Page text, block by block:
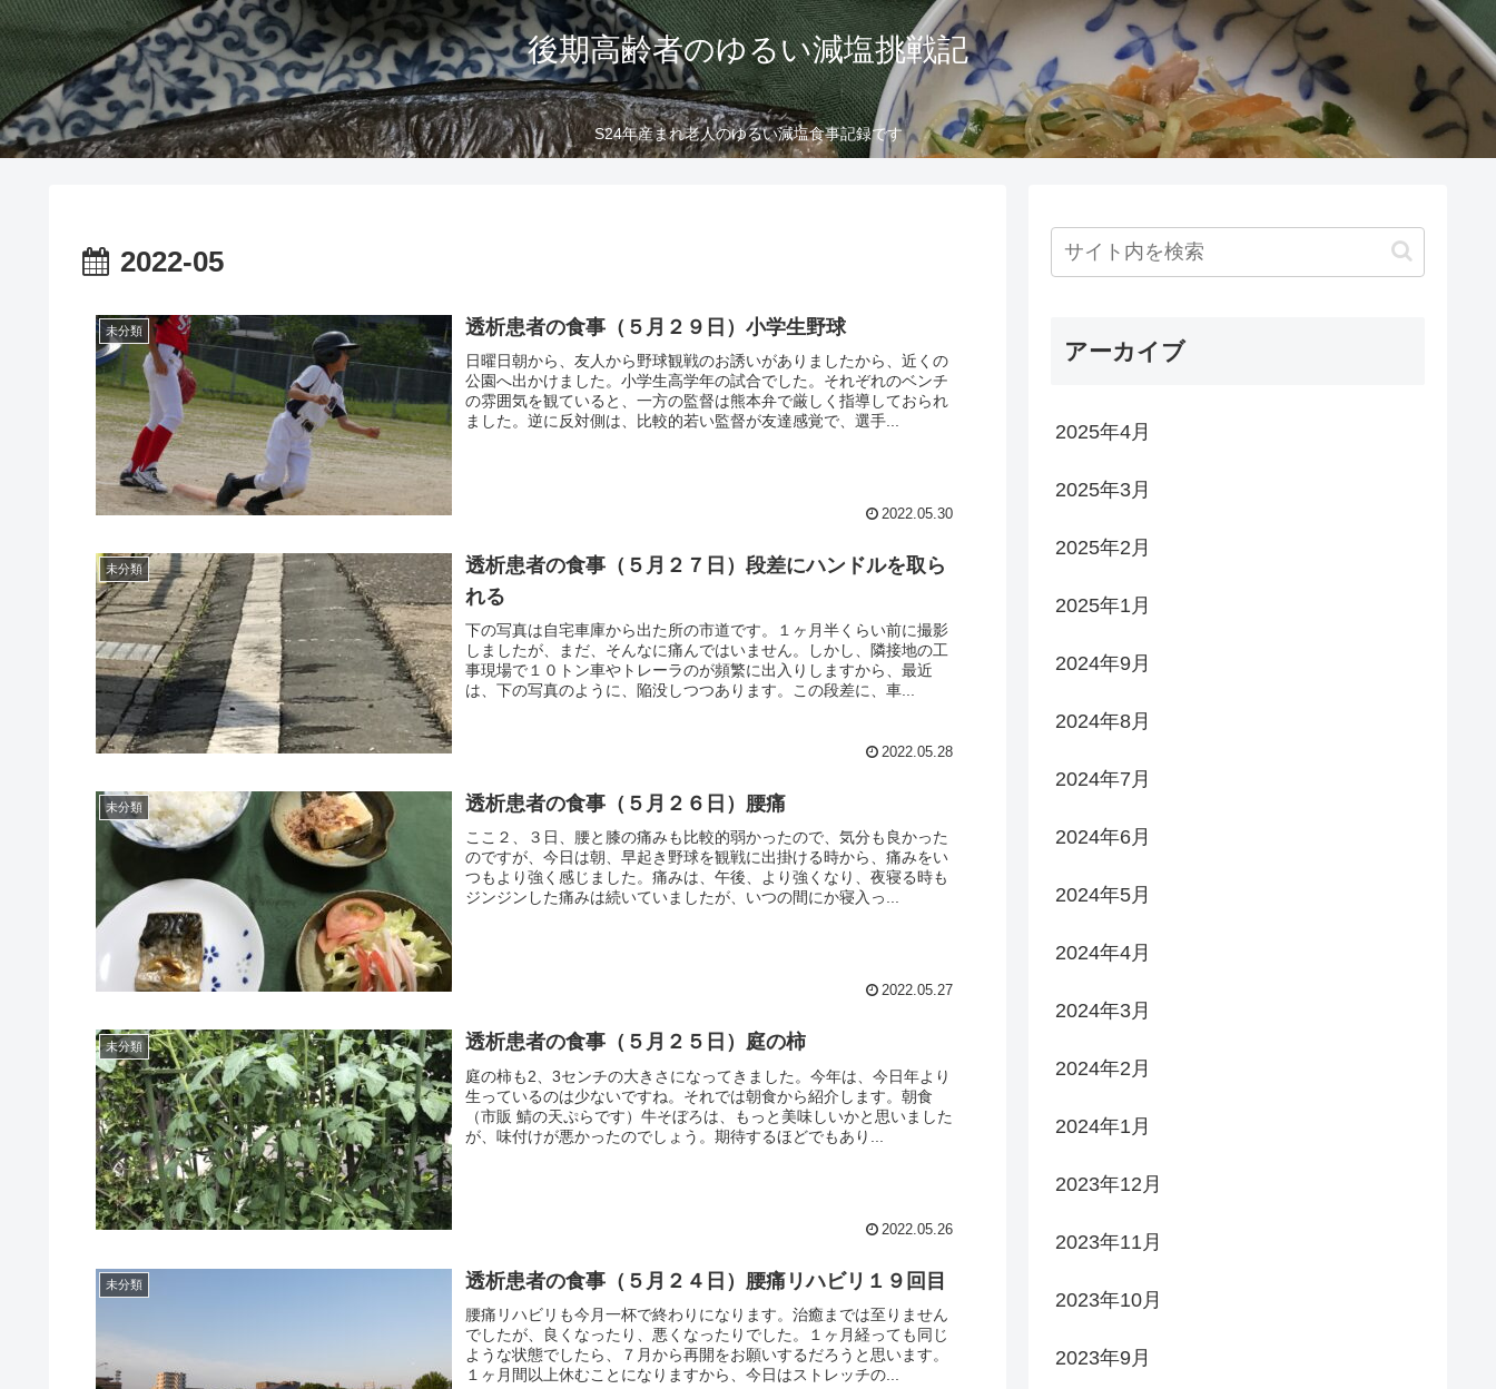
後期高齢者のゆるい減塩挑戦記
S24年産まれ老人のゆるい減塩食事記録です
2022-05
未分類 透析患者の食事（５月２９日）小学生野球
日曜日朝から、友人から野球観戦のお誘いがありましたから、近くの
公園へ出かけました。小学生高学年の試合でした。それぞれのベンチ
の雰囲気を観ていると、一方の監督は熊本弁で厳しく指導しておられ
ました。逆に反対側は、比較的若い監督が友達感覚で、選手...
2022.05.30
未分類
透析患者の食事（５月２７日）段差にハンドルを取ら
れる
下の写真は自宅車庫から出た所の市道です。１ヶ月半くらい前に撮影
しましたが、まだ、そんなに痛んではいません。しかし、隣接地の工
事現場で１０トン車やトレーラのが頻繁に出入りしますから、最近
は、下の写真のように、陥没しつつあります。この段差に、車...
2022.05.28
未分類 透析患者の食事（５月２６日）腰痛
ここ２、３日、腰と膝の痛みも比較的弱かったので、気分も良かった
のですが、今日は朝、早起き野球を観戦に出掛ける時から、痛みをい
つもより強く感じました。痛みは、午後、より強くなり、夜寝る時も
ジンジンした痛みは続いていましたが、いつの間にか寝入っ...
2022.05.27
未分類 透析患者の食事（５月２５日）庭の柿
庭の柿も2、3センチの大きさになってきました。今年は、今日年より
生っているのは少ないですね。それでは朝食から紹介します。朝食
（市販 鯖の天ぷらです）牛そぼろは、もっと美味しいかと思いました
が、味付けが悪かったのでしょう。期待するほどでもあり...
2022.05.26
未分類 透析患者の食事（５月２４日）腰痛リハビリ１９回目
腰痛リハビリも今月一杯で終わりになります。治癒までは至りません
でしたが、良くなったり、悪くなったりでした。１ヶ月経っても同じ
ような状態でしたら、７月から再開をお願いするだろうと思います。
１ヶ月間以上休むことになりますから、今日はストレッチの...
アーカイブ
2025年4月
2025年3月
2025年2月
2025年1月
2024年9月
2024年8月
2024年7月
2024年6月
2024年5月
2024年4月
2024年3月
2024年2月
2024年1月
2023年12月
2023年11月
2023年10月
2023年9月